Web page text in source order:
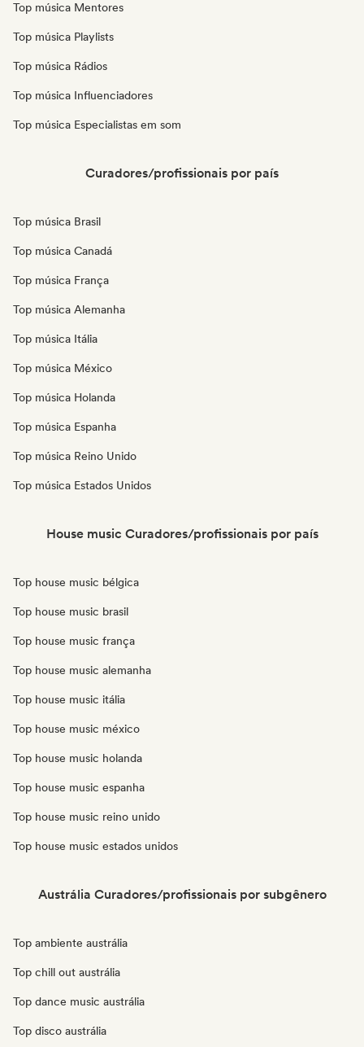
Top música Mentores
Top música Playlists
Top música Rádios
Top música Influenciadores
Top música Especialistas em som
Curadores/profissionais por país
Top música Brasil
Top música Canadá
Top música França
Top música Alemanha
Top música Itália
Top música México
Top música Holanda
Top música Espanha
Top música Reino Unido
Top música Estados Unidos
House music Curadores/profissionais por país
Top house music bélgica
Top house music brasil
Top house music frança
Top house music alemanha
Top house music itália
Top house music méxico
Top house music holanda
Top house music espanha
Top house music reino unido
Top house music estados unidos
Austrália Curadores/profissionais por subgênero
Top ambiente austrália
Top chill out austrália
Top dance music austrália
Top disco austrália